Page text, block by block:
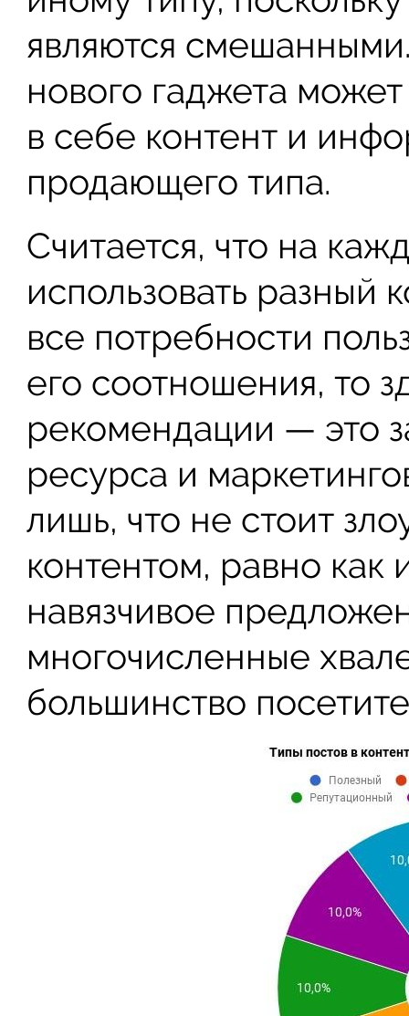
являются
нового гаджета
в себе контент и
продающего типа.
Считается, что на
использовать разный
все потребности
его соотношения, то
рекомендации — это
ресурса и
лишь, что не стоит
контентом, равно
навязчивое
многочисленные
большинство